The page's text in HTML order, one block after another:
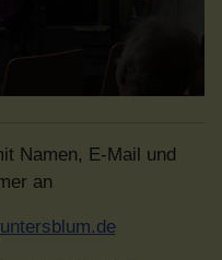
Namen, E-Mail und
an